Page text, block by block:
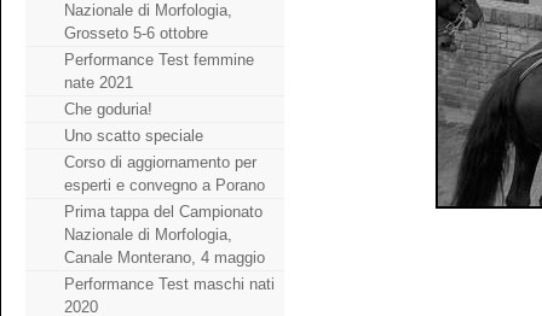
Nazionale di Morfologia,
Grosseto 5-6 ottobre
Performance Test femmine
nate 2021
Che goduria!
Uno scatto speciale
Corso di aggiornamento per
esperti e convegno a Porano
Prima tappa del Campionato
Nazionale di Morfologia,
Canale Monterano, 4 maggio
Performance Test maschi nati
2020